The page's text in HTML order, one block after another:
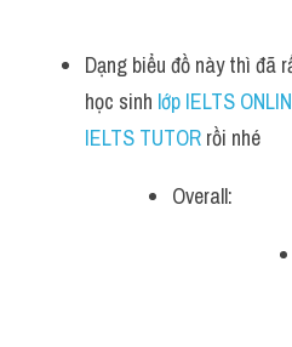
Dạng biểu đồ này thì đã
học sinh lớp IELTS
IELTS TUTOR rồi nhé
Overall: